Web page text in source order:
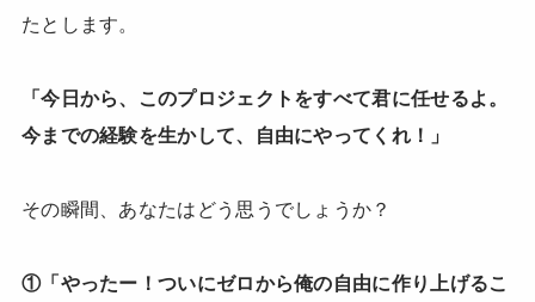
たとします。
「今日から、このプロジェクトをすべて君に任せるよ。
今までの経験を生かして、自由にやってくれ！」
その瞬間、あなたはどう思うでしょうか？
①「やったー！ついにゼロから俺の自由に作り上げるこ